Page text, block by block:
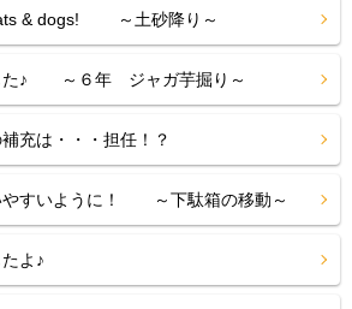
& dogs! ～土砂降り～
た♪ ～６年 ジャガ芋掘り～
充は・・・担任！？
やすいように！ ～下駄箱の移動～
よ♪